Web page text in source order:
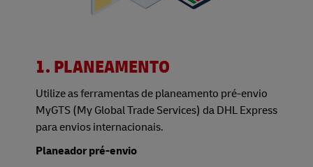
1. PLANEAMENTO
Utilize as ferramentas de planeamento pré-envio
MyGTS (My Global Trade Services) da DHL Express
para envios internacionais.
Planeador pré-envio